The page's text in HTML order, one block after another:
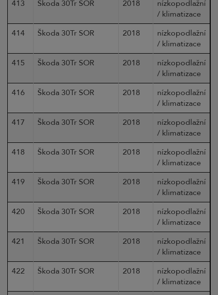
413
Škoda 30Tr SOR 2018
nízkopodlažní
/ klimatizace
414
Škoda 30Tr SOR 2018
nízkopodlažní
/ klimatizace
415
Škoda 30Tr SOR 2018
nízkopodlažní
/ klimatizace
416
Škoda 30Tr SOR 2018
nízkopodlažní
/ klimatizace
417
Škoda 30Tr SOR 2018
nízkopodlažní
/ klimatizace
418
Škoda 30Tr SOR 2018
nízkopodlažní
/ klimatizace
419
Škoda 30Tr SOR 2018
nízkopodlažní
/ klimatizace
420
Škoda 30Tr SOR 2018
nízkopodlažní
/ klimatizace
421
Škoda 30Tr SOR 2018
nízkopodlažní
/ klimatizace
422
Škoda 30Tr SOR 2018
nízkopodlažní
/ klimatizace